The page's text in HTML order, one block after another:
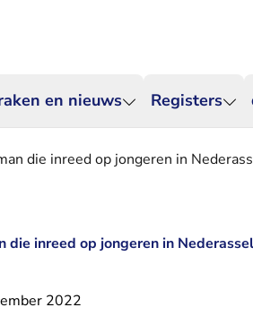
en nieuws Registers
die inreed op jongeren in
die inreed op jongeren in
2022